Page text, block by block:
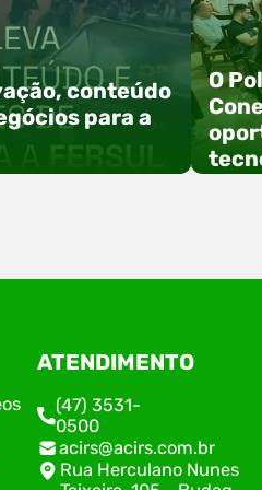
conteúdo
para a
do Alto Vale
13 e 14 de agosto
Hermann
programação
inovação e
os três dias de
dos palcos
O
O
de
ATENDIMENTO
(47) 3531-
0500
acirs@acirs.com.br
Rua Herculano Nunes